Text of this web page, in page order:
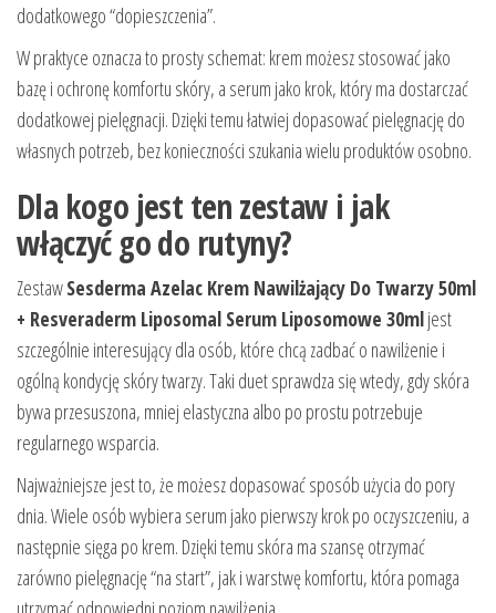
dodatkowego “dopieszczenia”.
W praktyce oznacza to prosty schemat: krem możesz stosować jako
bazę i ochronę komfortu skóry, a serum jako krok, który ma dostarczać
dodatkowej pielęgnacji. Dzięki temu łatwiej dopasować pielęgnację do
własnych potrzeb, bez konieczności szukania wielu produktów osobno.
Dla kogo jest ten zestaw i jak
włączyć go do rutyny?
ZestawSesderma Azelac Krem Nawilżający Do Twarzy 50ml
+ Resveraderm Liposomal Serum Liposomowe 30mljest
szczególnie interesujący dla osób, które chcą zadbać o nawilżenie i
ogólną kondycję skóry twarzy. Taki duet sprawdza się wtedy, gdy skóra
bywa przesuszona, mniej elastyczna albo po prostu potrzebuje
regularnego wsparcia.
Najważniejsze jest to, że możesz dopasować sposób użycia do pory
dnia. Wiele osób wybiera serum jako pierwszy krok po oczyszczeniu, a
następnie sięga po krem. Dzięki temu skóra ma szansę otrzymać
zarówno pielęgnację “na start”, jak i warstwę komfortu, która pomaga